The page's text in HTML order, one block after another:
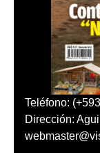
Teléfono:
Dirección: